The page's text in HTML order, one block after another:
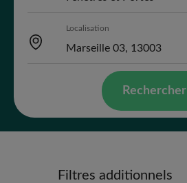
Localisation
Rechercher
Filtres additionnels